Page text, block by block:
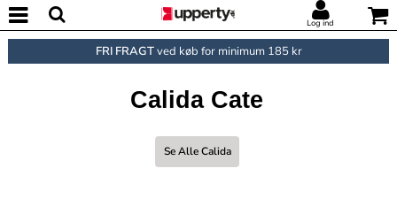
Log ind
FRI FRAGTved køb for minimum 185 kr
Calida Cate
Se Alle Calida